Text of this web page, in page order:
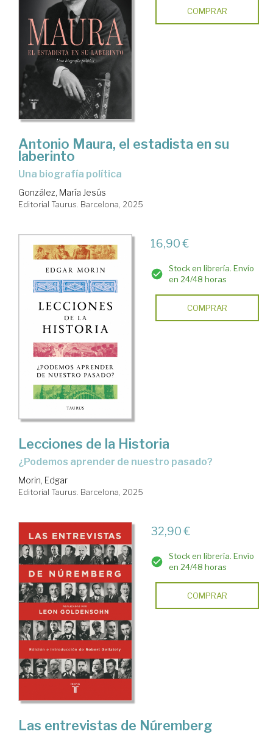
COMPRAR
Antonio Maura, el estadista en su
laberinto
Una biografía política
González, María Jesús
Editorial Taurus. Barcelona, 2025
16,90 €
Stock en librería. Envío
en 24/48 horas
COMPRAR
Lecciones de la Historia
¿Podemos aprender de nuestro pasado?
Morin, Edgar
Editorial Taurus. Barcelona, 2025
32,90 €
Stock en librería. Envío
en 24/48 horas
COMPRAR
Las entrevistas de Núremberg